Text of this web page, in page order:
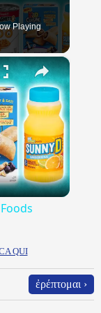
Playing
×
QUI
ἐρέπτομαι ›